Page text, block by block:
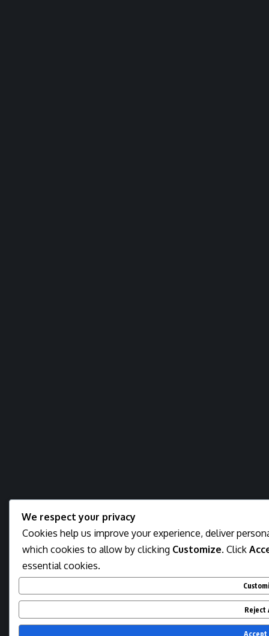
We respect your privacy
Cookies help us improve your experience, deliver
which cookies to allow by clicking Customize. Click
essential cookies.
Reject
Accept